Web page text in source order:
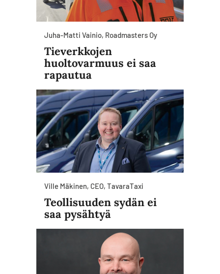
Juha-Matti Vainio, Roadmasters Oy
Tieverkkojen
huoltovarmuus ei saa
rapautua
Ville Mäkinen, CEO, TavaraTaxi
Teollisuuden sydän ei
saa pysähtyä